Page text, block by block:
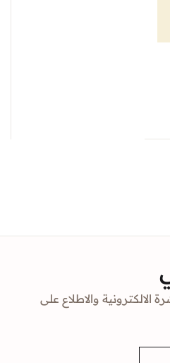
الالكترونية والاطلاع على